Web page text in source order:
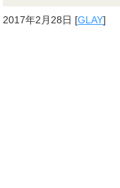
2017年2月28日 [GLAY]